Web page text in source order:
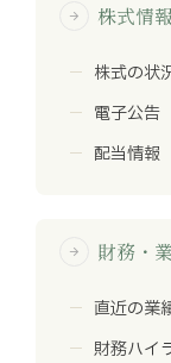
arrow_forward 株式情報
株式の状
電子公告
配当情報
arrow_forward 財務・
直近の業
財務ハイ